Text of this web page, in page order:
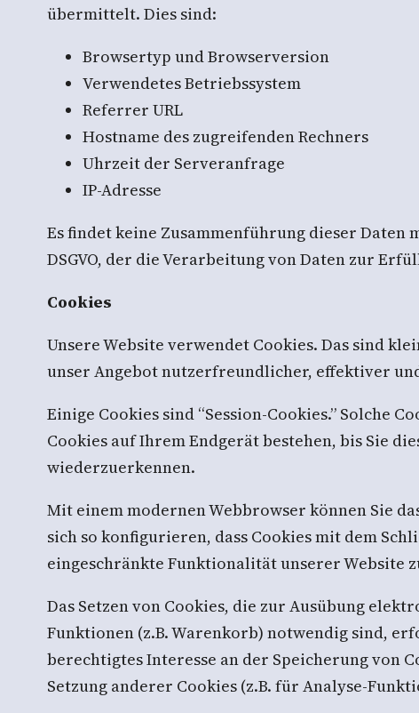
übermittelt. Dies sind:
Browsertyp und Browserversion
Verwendetes Betriebssystem
Referrer URL
Hostname des zugreifenden Rechners
Uhrzeit der Serveranfrage
IP-Adresse
Es findet keine Zusammenführung dieser
DSGVO, der die Verarbeitung von Daten zur
Cookies
Unsere Website verwendet Cookies. Das sind
unser Angebot nutzerfreundlicher, effektiver
Einige Cookies sind “Session-Cookies.” Solche
Cookies auf Ihrem Endgerät bestehen, bis Sie
wiederzuerkennen.
Mit einem modernen Webbrowser können Sie
sich so konfigurieren, dass Cookies mit dem
eingeschränkte Funktionalität unserer Website
Das Setzen von Cookies, die zur Ausübung
Funktionen (z.B. Warenkorb) notwendig sind,
berechtigtes Interesse an der Speicherung von
Setzung anderer Cookies (z.B. für Analyse-